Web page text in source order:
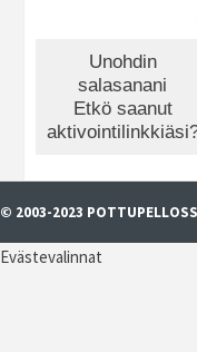
Unohdin
salasanani
Etkö saanut
© 2003-2023
Evästevalinnat